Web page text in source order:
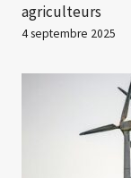
agriculteurs
4 septembre 2025